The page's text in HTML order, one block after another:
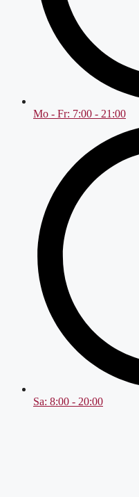
Mo - Fr: 7:00 - 21:00
Sa: 8:00 - 20:00